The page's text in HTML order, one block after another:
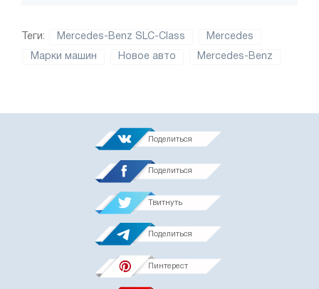
Теги: Mercedes-Benz SLC-Class Mercedes
Марки машин Новое авто Mercedes-Benz
Поделиться
Поделиться
Твитнуть
Поделиться
Пинтерест